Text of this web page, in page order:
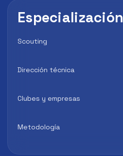
Especialización
Scouting
Dirección técnica
Clubes y empresas
Metodología